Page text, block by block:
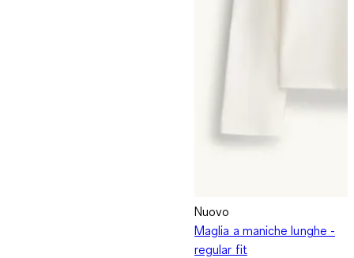
Nuovo
Maglia a maniche lunghe -
regular fit